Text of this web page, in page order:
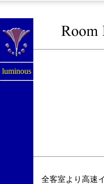
luminous
ルミナ
お客様に
スムー
お客様に
１０００
全客室より高速